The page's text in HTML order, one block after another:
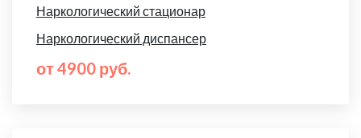
Наркологический стационар
Наркологический диспансер
от 4900 руб.